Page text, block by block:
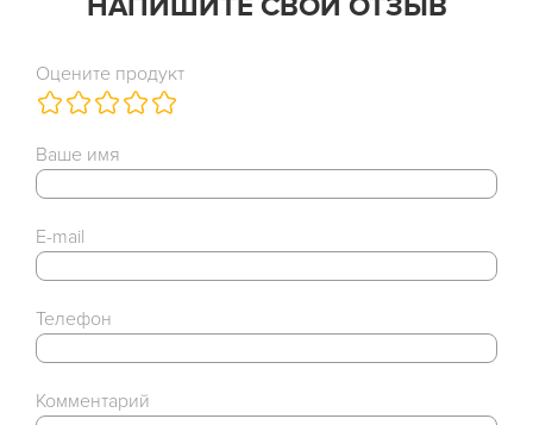
Оцените продукт
Ваше имя
E-mail
Телефон
Комментарий